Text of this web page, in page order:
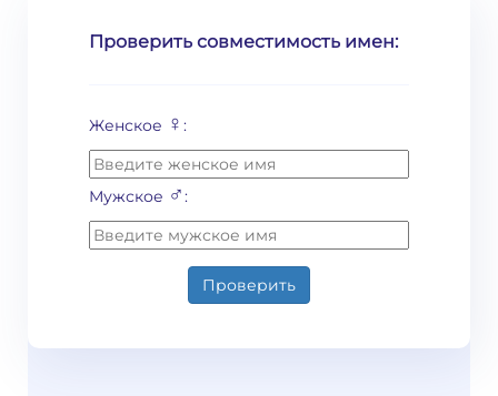
Проверить совместимость имен:
Женское ♀ :
Мужское ♂:
Проверить